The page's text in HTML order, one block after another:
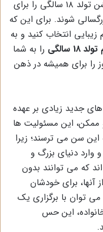
بسیاری از افراد دوست دارند که بهترین جشن تولد 18 سالگی را برای
شوند. برای این که
انتخاب کنید و به
سالگی
را به شما
را برای همیشه در ذهن
جدید زیادی بر عهده
ممکن، این مسئولیت ها
این سن می ترسند؛ زیرا
وارد دنیای بزرگ و
که می توانند بدون
آنها، برای خودشان
توان با برگزاری یک
این حس